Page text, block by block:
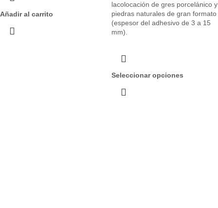
Añadir al carrito
lacolocación de gres porcelánico y
piedras naturales de gran formato
(espesor del adhesivo de 3 a 15
mm).
Seleccionar opciones